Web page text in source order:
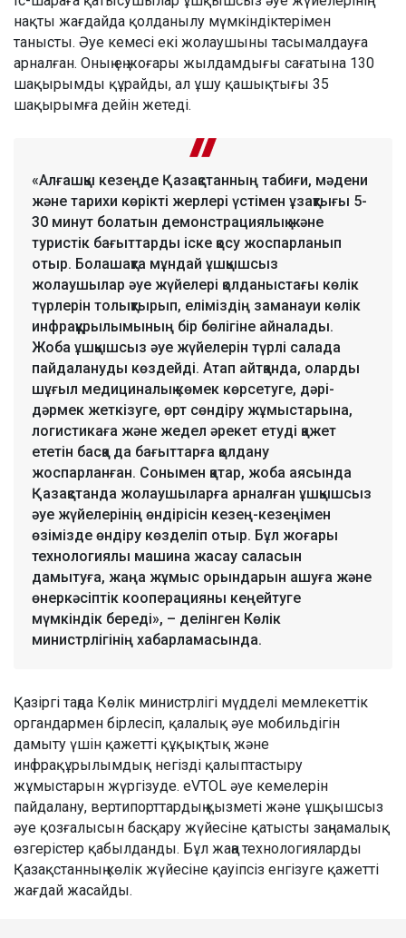
нақты жағдайда қолданылу мүмкіндіктерімен
танысты. Әуе кемесі екі жолаушыны тасымалдауға
арналған. Оның ең жоғары жылдамдығы сағатына 130
шақырымды құрайды, ал ұшу қашықтығы 35
шақырымға дейін жетеді.
«Алғашқы кезеңде Қазақстанның табиғи, мәдени
және тарихи көрікті жерлері үстімен ұзақтығы 5-
30 минут болатын демонстрациялық және
туристік бағыттарды іске қосу жоспарланып
отыр. Болашақта мұндай ұшқышсыз
жолаушылар әуе жүйелері қолданыстағы көлік
түрлерін толықтырып, еліміздің заманауи көлік
инфрақұрылымының бір бөлігіне айналады.
Жоба ұшқышсыз әуе жүйелерін түрлі салада
пайдалануды көздейді. Атап айтқанда, оларды
шұғыл медициналық көмек көрсетуге, дәрі-
дәрмек жеткізуге, өрт сөндіру жұмыстарына,
логистикаға және жедел әрекет етуді қажет
ететін басқа да бағыттарға қолдану
жоспарланған. Сонымен қатар, жоба аясында
Қазақстанда жолаушыларға арналған ұшқышсыз
әуе жүйелерінің өндірісін кезең-кезеңімен
өзімізде өндіру көзделіп отыр. Бұл жоғары
технологиялы машина жасау саласын
дамытуға, жаңа жұмыс орындарын ашуға және
өнеркәсіптік кооперацияны кеңейтуге
мүмкіндік береді», – делінген Көлік
министрлігінің хабарламасында.
Қазіргі таңда Көлік министрлігі мүдделі мемлекеттік
органдармен бірлесіп, қалалық әуе мобильдігін
дамыту үшін қажетті құқықтық және
инфрақұрылымдық негізді қалыптастыру
жұмыстарын жүргізуде. eVTOL әуе кемелерін
пайдалану, вертипорттардың қызметі және ұшқышсыз
әуе қозғалысын басқару жүйесіне қатысты заңнамалық
өзгерістер қабылданды. Бұл жаңа технологияларды
Қазақстанның көлік жүйесіне қауіпсіз енгізуге қажетті
жағдай жасайды.